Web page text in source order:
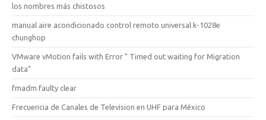
los nombres más chistosos
manual aire acondicionado control remoto universal k-1028e
chunghop
VMware vMotion fails with Error " Timed out waiting for Migration
data"
fmadm faulty clear
Frecuencia de Canales de Television en UHF para México